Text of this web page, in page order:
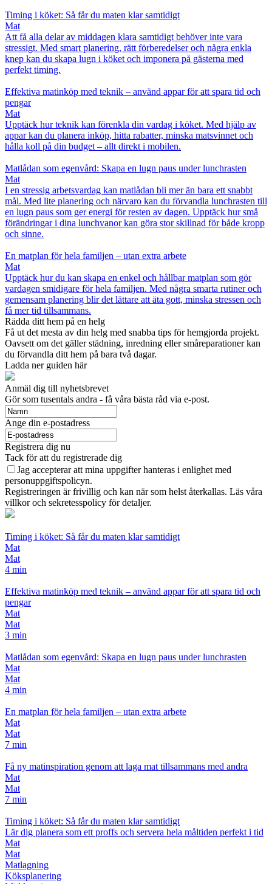
Timing i köket: Så får du maten klar samtidigt
Mat
Att få alla delar av middagen klara samtidigt behöver inte vara
stressigt. Med smart planering, rätt förberedelser och några enkla
knep kan du skapa lugn i köket och imponera på gästerna med
perfekt timing.
Effektiva matinköp med teknik – använd appar för att spara tid och
pengar
Mat
Upptäck hur teknik kan förenkla din vardag i köket. Med hjälp av
appar kan du planera inköp, hitta rabatter, minska matsvinnet och
hålla koll på din budget – allt direkt i mobilen.
Matlådan som egenvård: Skapa en lugn paus under lunchrasten
Mat
I en stressig arbetsvardag kan matlådan bli mer än bara ett snabbt
mål. Med lite planering och närvaro kan du förvandla lunchrasten till
en lugn paus som ger energi för resten av dagen. Upptäck hur små
förändringar i dina lunchvanor kan göra stor skillnad för både kropp
och sinne.
En matplan för hela familjen – utan extra arbete
Mat
Upptäck hur du kan skapa en enkel och hållbar matplan som gör
vardagen smidigare för hela familjen. Med några smarta rutiner och
gemensam planering blir det lättare att äta gott, minska stressen och
få mer tid tillsammans.
Rädda ditt hem på en helg
Få ut det mesta av din helg med snabba tips för hemgjorda projekt.
Oavsett om det gäller städning, inredning eller småreparationer kan
du förvandla ditt hem på bara två dagar.
Ladda ner guiden här
Anmäl dig till nyhetsbrevet
Gör som tusentals andra - få våra bästa råd via e-post.
Ange din e-postadress
Registrera dig nu
Tack för att du registrerade dig
Jag accepterar att mina uppgifter hanteras i enlighet med
personuppgiftspolicyn.
Registreringen är frivillig och kan när som helst återkallas. Läs våra
villkor och sekretesspolicy för detaljer.
Timing i köket: Så får du maten klar samtidigt
Mat
Mat
4 min
Effektiva matinköp med teknik – använd appar för att spara tid och
pengar
Mat
Mat
3 min
Matlådan som egenvård: Skapa en lugn paus under lunchrasten
Mat
Mat
4 min
En matplan för hela familjen – utan extra arbete
Mat
Mat
7 min
Få ny matinspiration genom att laga mat tillsammans med andra
Mat
Mat
7 min
Timing i köket: Så får du maten klar samtidigt
Lär dig planera som ett proffs och servera hela måltiden perfekt i tid
Mat
Mat
Matlagning
Köksplanering